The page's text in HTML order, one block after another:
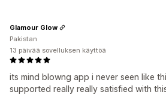
its mind blowng app i never seen like
supported really really satisfied with
Glamour Glow
Pakistan
13 päivää sovelluksen käyttöä